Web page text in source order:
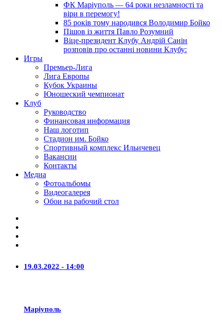
ФК Маріуполь — 64 роки незламності та
віри в перемогу!
85 років тому народився Володимир Бойко
Пішов із життя Павло Розумний
Віце-президент Клубу Андрій Санін
розповів про останні новини Клубу:
Игры
Премьер-Лига
Лига Европы
Кубок Украины
Юношеский чемпионат
Клуб
Руководство
Финансовая информация
Наш логотип
Стадион им. Бойко
Спортивный комплекс Ильичевец
Вакансии
Контакты
Медиа
Фотоальбомы
Видеогалерея
Обои на рабочий стол
19.03.2022 - 14:00
Маріуполь